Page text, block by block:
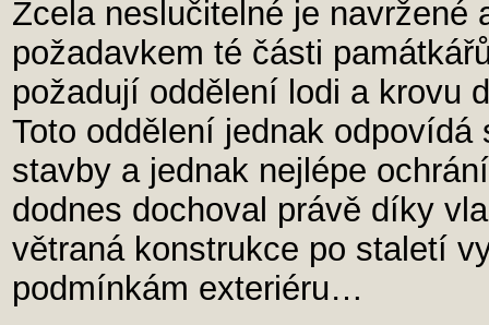
Zcela neslučitelné je navržené
požadavkem té části
požadují oddělení lodi a krovu
Toto oddělení jednak
stavby a jednak nejlépe
dodnes dochoval právě díky
větraná konstrukce po staletí
podmínkám exteriéru…